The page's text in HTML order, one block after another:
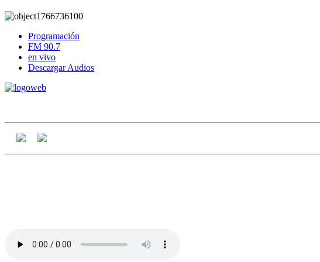
Programación
FM 90.7
en vivo
Descargar Audios